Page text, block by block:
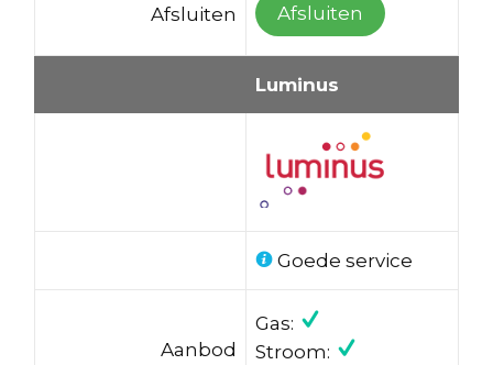
Afsluiten Afsluiten
Luminus
Goede service
Aanbod
Gas:
Stroom: